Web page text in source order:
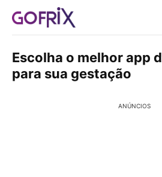
Escolha o melhor app
para sua gestação
ANÚNCIOS